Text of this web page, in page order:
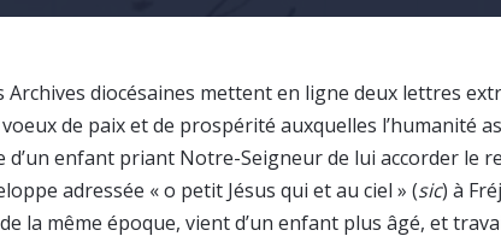
Archives diocésaines mettent en ligne deux lettres
de paix et de prospérité auxquelles l’humanité
enfant priant Notre-Seigneur de lui accorder le
adressée « o petit Jésus qui et au ciel » (sic) à
la même époque, vient d’un enfant plus âgé, et